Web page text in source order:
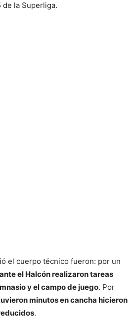
de la Superliga.
el cuerpo técnico fueron: por un
el Halcón realizaron tareas
y el campo de juego. Por
minutos en cancha hicieron
.